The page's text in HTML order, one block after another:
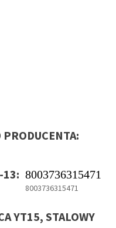
13: 8003736315471
8003736315471
YT15, STALOWY